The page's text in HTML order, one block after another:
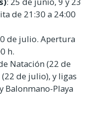
de 21:30 a 24:00
de julio. Apertura
h.
Natación (22 de
de julio), y ligas
Balonmano-Playa